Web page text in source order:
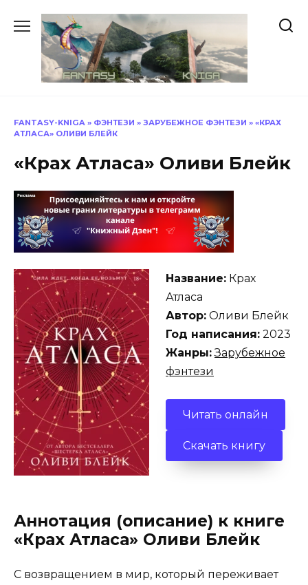
содержанию
FANTASY-KNIGA » ФЭНТЕЗИ » ЗАРУБЕЖНОЕ ФЭНТЕЗИ » «КРАХ
АТЛАСА» ОЛИВИ БЛЕЙК
«Крах Атласа» Оливи Блейк
Название: Крах
Атласа
Автор: Оливи Блейк
Год написания: 2023
Жанры: Зарубежное
фэнтези
Читать онлайн
Скачать книгу
Аннотация (описание) к книге
«Крах Атласа» Оливи Блейк
С возвращением в мир, который переживает